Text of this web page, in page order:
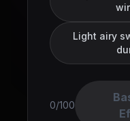
Light airy
0/100